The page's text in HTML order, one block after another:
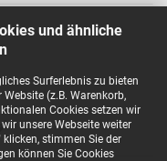
und ähnliche
Surferlebnis zu bieten
(z.B. Warenkorb,
Cookies setzen wir
unsere Webseite weiter
stimmen Sie der
können Sie Cookies